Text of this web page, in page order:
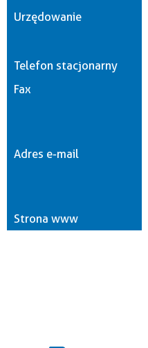
Urzędowanie
Telefon stacjonarny
Fax
Adres e-mail
Strona www